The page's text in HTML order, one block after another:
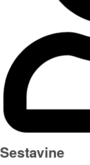
Sestavine